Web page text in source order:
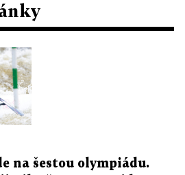
na šestou olympiádu.